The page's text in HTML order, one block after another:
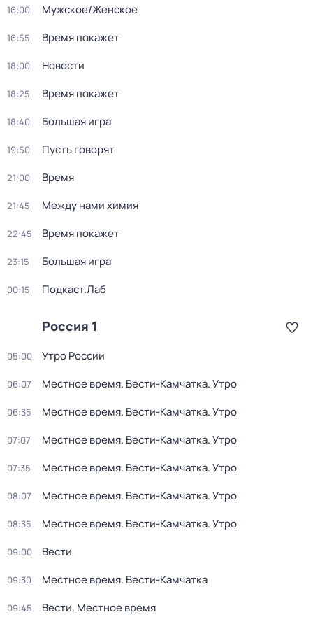
16:00 Мужское/Женское
16:55 Время покажет
18:00 Новости
18:25 Время покажет
18:40 Большая игра
19:50 Пусть говорят
21:00 Время
21:45 Между нами химия
22:45 Время покажет
23:15 Большая игра
00:15 Подкаст.Лаб
Россия 1
05:00 Утро России
06:07 Местное время. Вести-Камчатка. Утро
06:35 Местное время. Вести-Камчатка. Утро
07:07 Местное время. Вести-Камчатка. Утро
07:35 Местное время. Вести-Камчатка. Утро
08:07 Местное время. Вести-Камчатка. Утро
08:35 Местное время. Вести-Камчатка. Утро
09:00 Вести
09:30 Местное время. Вести-Камчатка
09:45 Вести. Местное время